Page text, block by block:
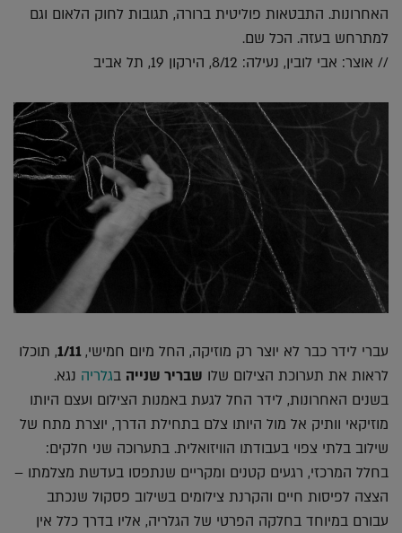
האחרונות. התבטאות פוליטית ברורה, תגובות לחוק הלאום וגם
למתרחש בעזה. הכל שם.
// אוצר: אבי לובין, נעילה: 8/12, הירקון 19, תל אביב
עברי לידר כבר לא יוצר רק מוזיקה, החל מיום חמישי,
, תוכלו
לראות את תערוכת הצילום שלו שבריר שנייה בגלריה נגא.
בשנים האחרונות, לידר החל לגעת באמנות הצילום ועצם היותו
מוזיקאי וותיק אל מול היותו צלם בתחילת הדרך, יוצרת מתח של
שילוב בלתי צפוי בעבודתו הוויזואלית. בתערוכה שני חלקים:
בחלל המרכזי, רגעים קטנים ומקריים שנתפסו בעדשת מצלמתו –
הצצה לפיסות חיים והקרנת צילומים בשילוב פסקול שנכתב
עבורם במיוחד בחלקה הפרטי של הגלריה, אליו בדרך כלל אין